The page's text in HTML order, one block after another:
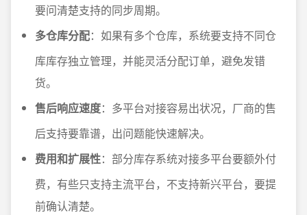
要问清楚支持的同步周期。
多仓库分配：如果有多个仓库，系统要支持不同仓
库库存独立管理，并能灵活分配订单，避免发错
货。
售后响应速度：多平台对接容易出状况，厂商的售
后支持要靠谱，出问题能快速解决。
费用和扩展性：部分库存系统对接多平台要额外付
费，有些只支持主流平台，不支持新兴平台，要提
前确认清楚。